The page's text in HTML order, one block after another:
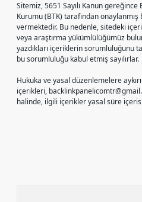
Sitemiz, 5651 Sayılı Kanun
Kurumu (BTK) tarafından onaylanmış
vermektedir. Bu nedenle, sitedeki
veya araştırma yükümlülüğümüz
yazdıkları içeriklerin sorumluluğunu
bu sorumluluğu kabul etmiş sayılırlar.
Hukuka ve yasal düzenlemelere
içerikleri,
halinde, ilgili içerikler yasal süre